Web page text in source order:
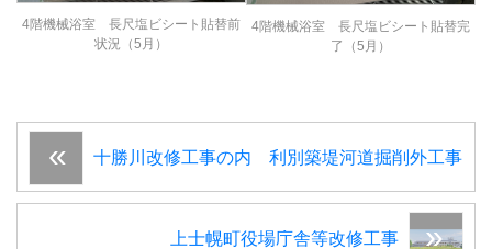
4階機械浴室 長尺塩ビシート貼替前
状況（5月）
4階機械浴室 長尺塩ビシート貼替完
了（5月）
十勝川改修工事の内 利別築堤河道掘削外工事
上士幌町役場庁舎等改修工事